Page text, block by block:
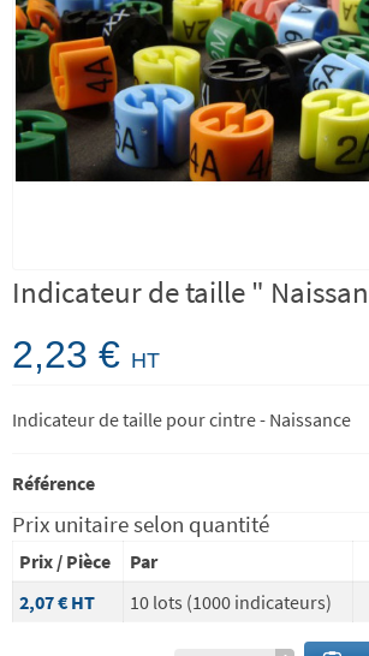
Indicateur de taille "
2,23 € HT
Indicateur de taille pour cintre - Naissance
Référence
Prix unitaire selon quantité
Prix / Pièce Par
2,07 € HT 10 lots (1000 indicateurs)